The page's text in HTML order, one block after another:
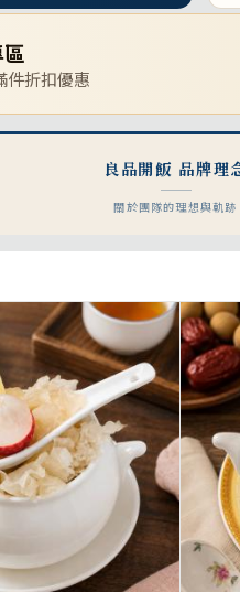
件折扣優惠
良品開飯 品牌理
關於團隊的理想與軌跡